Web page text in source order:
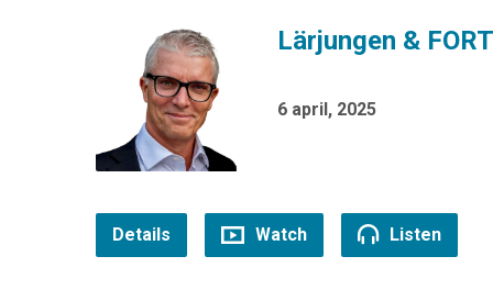
Lärjungen &
6 april, 2025
Details Watch Listen